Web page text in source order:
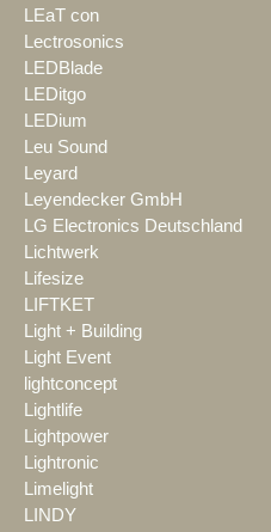
LEaT con
Lectrosonics
LEDBlade
LEDitgo
LEDium
Leu Sound
Leyard
Leyendecker GmbH
LG Electronics Deutschland
Lichtwerk
Lifesize
LIFTKET
Light + Building
Light Event
lightconcept
Lightlife
Lightpower
Lightronic
Limelight
LINDY